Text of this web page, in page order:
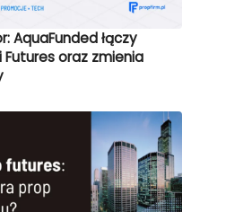
AquaFunded łączy
Futures oraz zmienia